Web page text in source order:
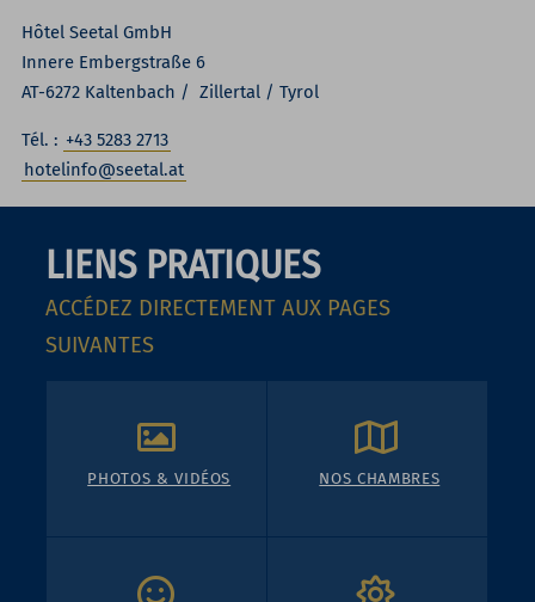
Hôtel Seetal GmbH
Innere Embergstraße 6
AT-6272 Kaltenbach / Zillertal / Tyrol
Tél. : +43 5283 2713
hotelinfo@seetal.at
LIENS PRATIQUES
ACCÉDEZ DIRECTEMENT AUX PAGES
SUIVANTES
PHOTOS & VIDÉOS NOS CHAMBRES